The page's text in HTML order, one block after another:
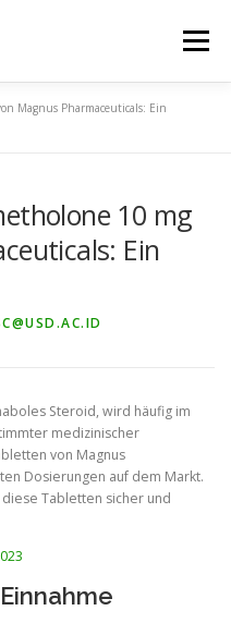
Menu
VENUES LINKS
Magnus Pharmaceuticals: Ein
10 mg
Ein
Steroid, wird häufig im
medizinischer
von Magnus
Dosierungen auf dem Markt.
Tabletten sicher und